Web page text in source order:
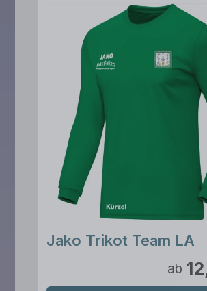
Jako Trikot Team LA
ab